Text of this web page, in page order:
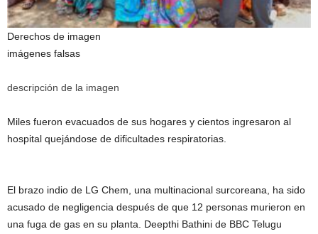
Derechos de imagen
imágenes falsas
descripción de la imagen
Miles fueron evacuados de sus hogares y cientos ingresaron al
hospital quejándose de dificultades respiratorias.
El brazo indio de LG Chem, una multinacional surcoreana, ha sido
acusado de negligencia después de que 12 personas murieron en
una fuga de gas en su planta. Deepthi Bathini de BBC Telugu